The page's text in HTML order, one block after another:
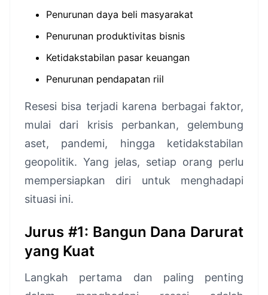
Penurunan daya beli masyarakat
Penurunan produktivitas bisnis
Ketidakstabilan pasar keuangan
Penurunan pendapatan riil
Resesi bisa terjadi karena berbagai faktor,
mulai dari krisis perbankan, gelembung
aset, pandemi, hingga ketidakstabilan
geopolitik. Yang jelas, setiap orang perlu
mempersiapkan diri untuk menghadapi
situasi ini.
Jurus #1: Bangun Dana Darurat
yang Kuat
Langkah pertama dan paling penting